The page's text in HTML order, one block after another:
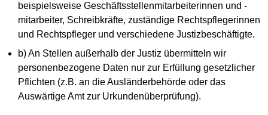
beispielsweise Geschäftsstellenmitarbeiterinnen und -
mitarbeiter, Schreibkräfte, zuständige Rechtspflegerinnen
und Rechtspfleger und verschiedene Justizbeschäftigte.
b) An Stellen außerhalb der Justiz übermitteln wir
personenbezogene Daten nur zur Erfüllung gesetzlicher
Pflichten (z.B. an die Ausländerbehörde oder das
Auswärtige Amt zur Urkundenüberprüfung).